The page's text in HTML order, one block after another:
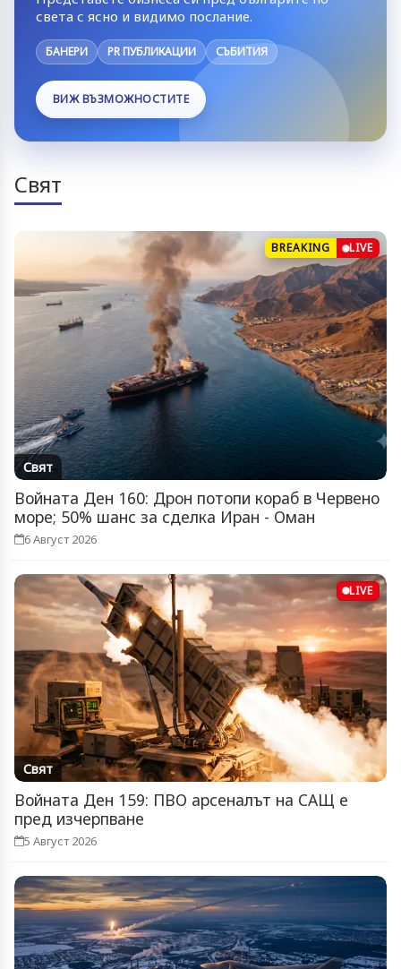
света с ясно и видимо послание.
БАНЕРИ PR ПУБЛИКАЦИИ СЪБИТИЯ
ВИЖ ВЪЗМОЖНОСТИТЕ
Свят
BREAKING LIVE
Свят
Войната Ден 160: Дрон потопи кораб в Червено
море; 50% шанс за сделка Иран - Оман
6 Август 2026
LIVE
Свят
Войната Ден 159: ПВО арсеналът на САЩ е
пред изчерпване
5 Август 2026